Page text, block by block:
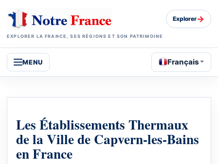
EXPLORER LA FRANCE, SES RÉGIONS ET SON PATRIMOINE
Explorer→
MENU Français
Les Établissements Thermaux
de la Ville de Capvern-les-Bains
en France